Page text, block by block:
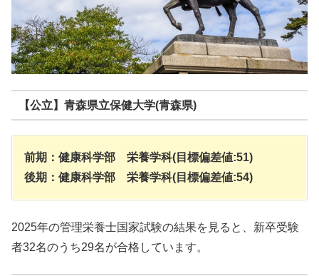
【公立】青森県立保健大学(青森県)
前期：健康科学部 栄養学科(目標偏差値:51)
後期：健康科学部 栄養学科(目標偏差値:54)
2025年の管理栄養士国家試験の結果を見ると、新卒受験
者32名のうち29名が合格しています。